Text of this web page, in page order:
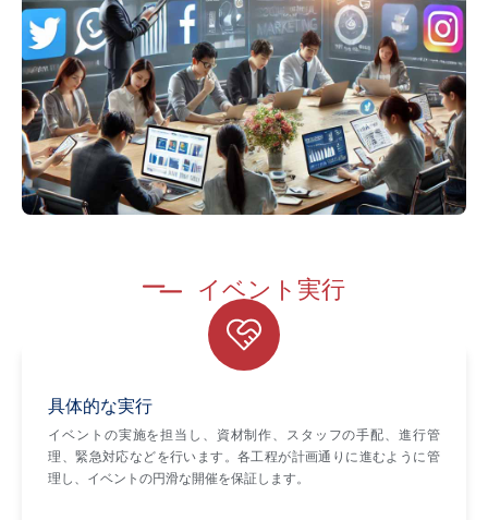
イベント実行
具体的な実行
イベントの実施を担当し、資材制作、スタッフの手配、進行管
理、緊急対応などを行います。各工程が計画通りに進むように管
理し、イベントの円滑な開催を保証します。